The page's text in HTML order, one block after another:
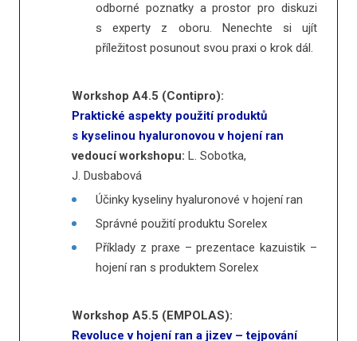
odborné poznatky a prostor pro diskuzi
s experty z oboru. Nenechte si ujít
příležitost posunout svou praxi o krok dál.
Workshop A4.5 (Contipro):
Praktické aspekty použití produktů
s kyselinou hyaluronovou v hojení ran
vedoucí workshopu: L. Sobotka,
J. Dusbabová
Účinky kyseliny hyaluronové v hojení ran
Správné použití produktu Sorelex
Příklady z praxe – prezentace kazuistik –
hojení ran s produktem Sorelex
Workshop A5.5 (EMPOLAS):
Revoluce v hojení ran a jizev – tejpování